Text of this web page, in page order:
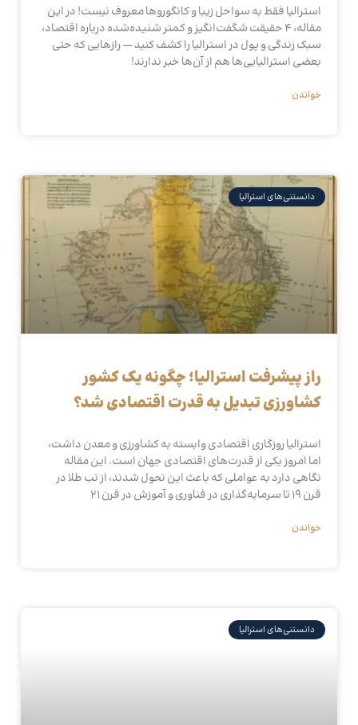
استرالیا فقط به سواحل زیبا و کانگوروها معروف نیست! در این
مقاله، ۴ حقیقت شگفت‌انگیز و کمتر شنیده‌شده درباره اقتصاد،
سبک زندگی و پول در استرالیا را کشف کنید — رازهایی که حتی
بعضی استرالیایی‌ها هم از آن‌ها خبر ندارند!
خواندن
دانستنی‌های استرالیا
راز پیشرفت استرالیا؛ چگونه یک کشور
کشاورزی تبدیل به قدرت اقتصادی شد؟
استرالیا روزگاری اقتصادی وابسته به کشاورزی و معدن داشت،
اما امروز یکی از قدرت‌های اقتصادی جهان است. این مقاله
نگاهی دارد به عواملی که باعث این تحول شدند، از تب طلا در
قرن ۱۹ تا سرمایه‌گذاری در فناوری و آموزش در قرن ۲۱
خواندن
دانستنی‌های استرالیا